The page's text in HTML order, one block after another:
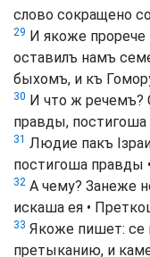
слово сокращено
29 И якоже прорече
оставилъ намъ
быхомъ, и къ
30 И что ж речемъ?
правды,
31 Людие пакъ
постигоша правды •
32 А чему? Занеже
искаша ея •
33 Якоже пишет: се
претыканию, и